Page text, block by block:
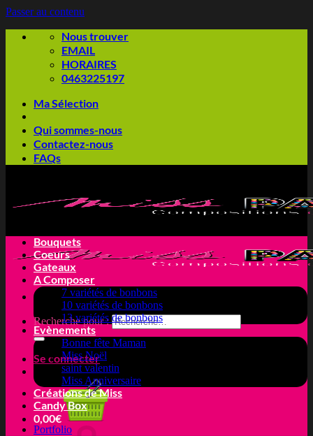
Passer au contenu
Nous trouver
EMAIL
HORAIRES
0463225197
Ma Sélection
Qui sommes-nous
Contactez-nous
FAQs
Recherche pour :
Se connecter
0,00€
Bouquets
Coeurs
Gateaux
A Composer
7 variétés de bonbons
10 variétés de bonbons
13 variétés de bonbons
Evènements
Bonne fête Maman
Miss Noël
saint valentin
Miss Anniversaire
Créations de Miss
Candy Box
Portfolio